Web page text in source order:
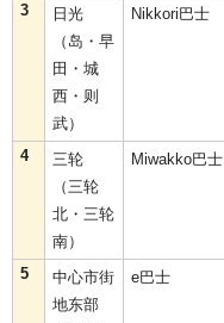
3
日光
（岛・早
田・城
西・则
武）
Nikkori巴士
4
三轮
（三轮
北・三轮
南）
Miwakko巴士
5
中心市街
地东部
e巴士